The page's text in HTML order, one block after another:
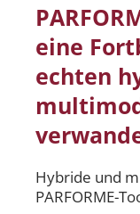
eine
echten
Hybride und
PARFORME-